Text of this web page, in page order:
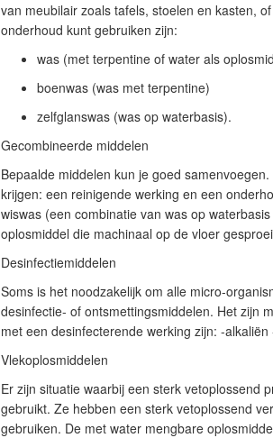
van meubilair zoals tafels, stoelen en kasten,
onderhoud kunt gebruiken zijn:
was (met terpentine of water als
boenwas (was met terpentine)
zelfglanswas (was op waterbasis).
Gecombineerde middelen
Bepaalde middelen kun je goed
krijgen: een reinigende werking en een
wiswas (een combinatie van was op
oplosmiddel die machinaal op de vloer
Desinfectiemiddelen
Soms is het noodzakelijk om alle micro-
desinfectie- of ontsmettingsmiddelen. Het zijn
met een desinfecterende werking zijn: -
Vlekoplosmiddelen
Er zijn situatie waarbij een sterk vetoplossend
gebruikt. Ze hebben een sterk vetoplossend
gebruiken. De met water mengbare